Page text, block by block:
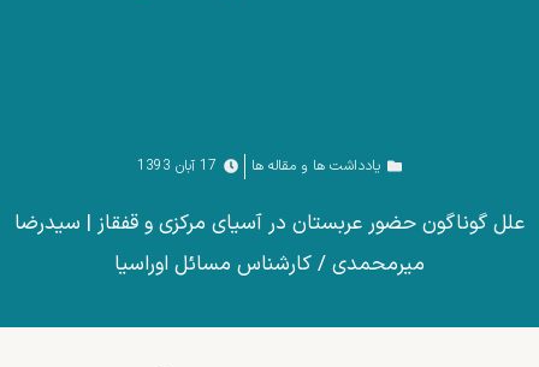
یادداشت ها و مقاله ها 17 آبان 1393
علل گوناگون حضور عربستان در آسیای مرکزی و قفقاز | سیدرضا
میرمحمدی / کارشناس مسائل اوراسیا